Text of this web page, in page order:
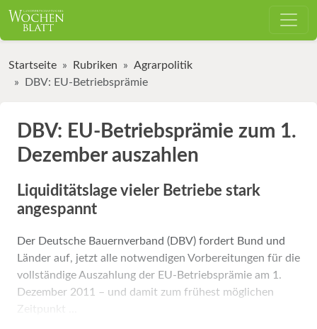
Startseite Rubriken
Agrarpolitik
DBV: EU-Betriebsprämie
DBV: EU-Betriebsprämie zum 1.
Dezember auszahlen
Liquiditätslage vieler Betriebe stark
angespannt
Der Deutsche Bauernverband (DBV) fordert Bund und
Länder auf, jetzt alle notwendigen Vorbereitungen für die
vollständige Auszahlung der EU-Betriebsprämie am 1.
Dezember 2011 – und damit zum frühest möglichen
Zeitpunkt ...